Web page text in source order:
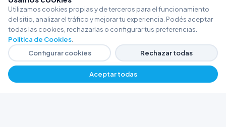
Utilizamos cookies propias y de terceros para el funcionamiento
del sitio, analizar el tráfico y mejorar tu experiencia. Podés aceptar
todas las cookies, rechazarlas o configurar tus preferencias.
Política de Cookies
Configurar cookies
Rechazar todas
Aceptar todas